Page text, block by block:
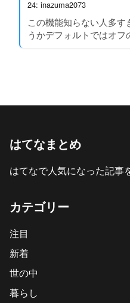
24: inazuma2073
この機能知らない人多
うかデフォルトではオフ
はてなまとめ
はてなで人気になった記事
カテゴリー
注目
新着
世の中
暮らし